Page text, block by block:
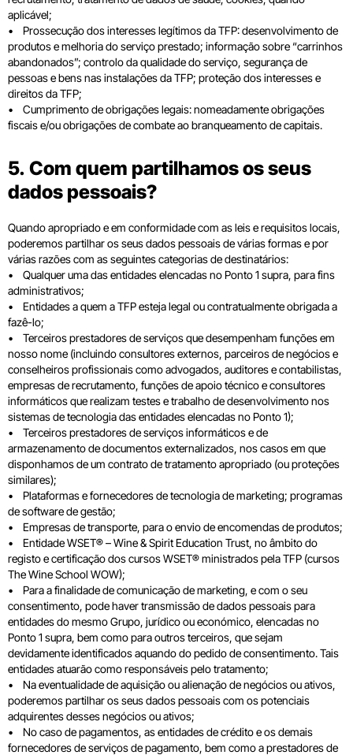
aplicável;
• Prossecução dos interesses legítimos da TFP: desenvolvimento de
produtos e melhoria do serviço prestado; informação sobre “carrinhos
abandonados”; controlo da qualidade do serviço, segurança de
pessoas e bens nas instalações da TFP; proteção dos interesses e
direitos da TFP;
• Cumprimento de obrigações legais: nomeadamente obrigações
fiscais e/ou obrigações de combate ao branqueamento de capitais.
5. Com quem partilhamos os seus
dados pessoais?
Quando apropriado e em conformidade com as leis e requisitos locais,
poderemos partilhar os seus dados pessoais de várias formas e por
várias razões com as seguintes categorias de destinatários:
• Qualquer uma das entidades elencadas no Ponto 1 supra, para fins
administrativos;
• Entidades a quem a TFP esteja legal ou contratualmente obrigada a
fazê-lo;
• Terceiros prestadores de serviços que desempenham funções em
nosso nome (incluindo consultores externos, parceiros de negócios e
conselheiros profissionais como advogados, auditores e contabilistas,
empresas de recrutamento, funções de apoio técnico e consultores
informáticos que realizam testes e trabalho de desenvolvimento nos
sistemas de tecnologia das entidades elencadas no Ponto 1);
• Terceiros prestadores de serviços informáticos e de
armazenamento de documentos externalizados, nos casos em que
disponhamos de um contrato de tratamento apropriado (ou proteções
similares);
• Plataformas e fornecedores de tecnologia de marketing; programas
de software de gestão;
• Empresas de transporte, para o envio de encomendas de produtos;
• Entidade WSET® – Wine & Spirit Education Trust, no âmbito do
registo e certificação dos cursos WSET® ministrados pela TFP (cursos
The Wine School WOW);
• Para a finalidade de comunicação de marketing, e com o seu
consentimento, pode haver transmissão de dados pessoais para
entidades do mesmo Grupo, jurídico ou económico, elencadas no
Ponto 1 supra, bem como para outros terceiros, que sejam
devidamente identificados aquando do pedido de consentimento. Tais
entidades atuarão como responsáveis pelo tratamento;
• Na eventualidade de aquisição ou alienação de negócios ou ativos,
poderemos partilhar os seus dados pessoais com os potenciais
adquirentes desses negócios ou ativos;
• No caso de pagamentos, as entidades de crédito e os demais
fornecedores de serviços de pagamento, bem como a prestadores de